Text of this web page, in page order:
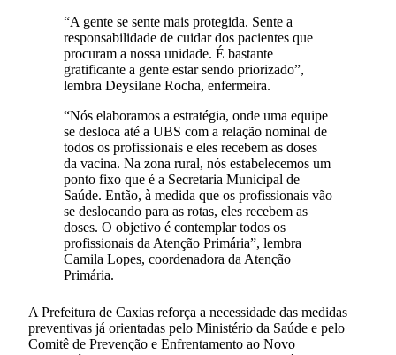
“A gente se sente mais protegida. Sente a
responsabilidade de cuidar dos pacientes que
procuram a nossa unidade. É bastante
gratificante a gente estar sendo priorizado”,
lembra Deysilane Rocha, enfermeira.
“Nós elaboramos a estratégia, onde uma equipe
se desloca até a UBS com a relação nominal de
todos os profissionais e eles recebem as doses
da vacina. Na zona rural, nós estabelecemos um
ponto fixo que é a Secretaria Municipal de
Saúde. Então, à medida que os profissionais vão
se deslocando para as rotas, eles recebem as
doses. O objetivo é contemplar todos os
profissionais da Atenção Primária”, lembra
Camila Lopes, coordenadora da Atenção
Primária.
A Prefeitura de Caxias reforça a necessidade das medidas
preventivas já orientadas pelo Ministério da Saúde e pelo
Comitê de Prevenção e Enfrentamento ao Novo